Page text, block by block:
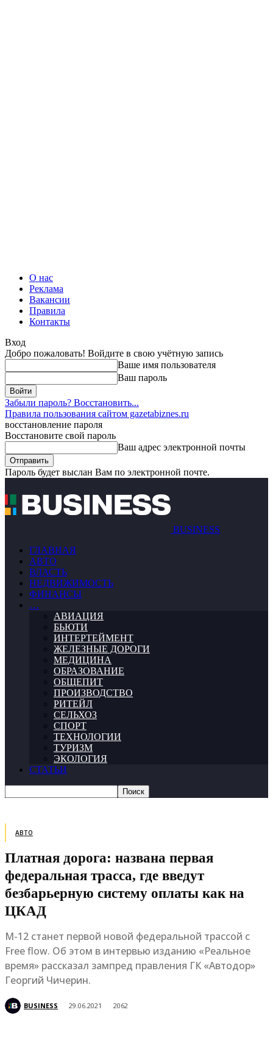
О нас
Реклама
Вакансии
Правила
Контакты
Вход
Добро пожаловать! Войдите в свою учётную запись
Ваше имя пользователя
Ваш пароль
Забыли пароль? Восстановить...
Правила пользования сайтом gazetabiznes.ru
восстановление пароля
Восстановите свой пароль
Ваш адрес электронной почты
Пароль будет выслан Вам по электронной почте.
BUSINESS
ГЛАВНАЯ
АВТО
ВЛАСТЬ
НЕДВИЖИМОСТЬ
ФИНАНСЫ
…
АВИАЦИЯ
БЬЮТИ
ИНТЕРТЕЙМЕНТ
ЖЕЛЕЗНЫЕ ДОРОГИ
МЕДИЦИНА
ОБРАЗОВАНИЕ
ОБЩЕПИТ
ПРОИЗВОДСТВО
РИТЕЙЛ
СЕЛЬХОЗ
СПОРТ
ТЕХНОЛОГИИ
ТУРИЗМ
ЭКОЛОГИЯ
СТАТЬИ
АВТО
Платная дорога: названа первая
федеральная трасса, где введут
безбарьерную систему оплаты как на
ЦКАД
М-12 станет первой новой федеральной трассой с
Free flow. Об этом в интервью изданию «Реальное
время» рассказал зампред правления ГК «Автодор»
Георгий Чичерин.
BUSINESS 29.06.2021 2062